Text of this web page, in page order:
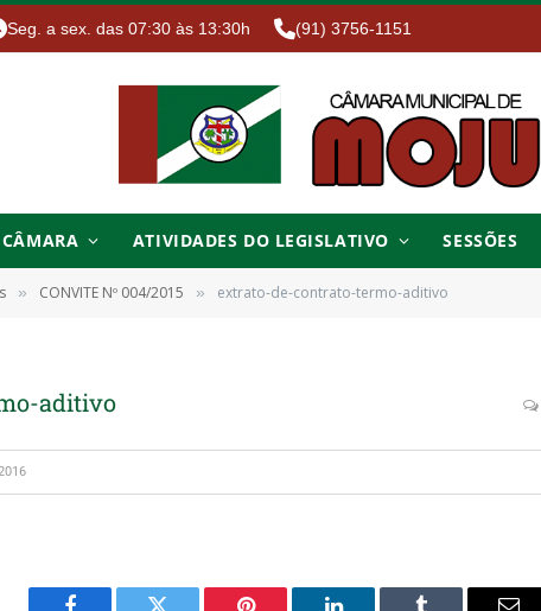
Seg. a sex. das 07:30 às 13:30h (91) 3756-1151
ATIVIDADES DO LEGISLATIVO SESSÕES
» CONVITE Nº 004/2015 » extrato-de-contrato-termo-aditivo
aditivo